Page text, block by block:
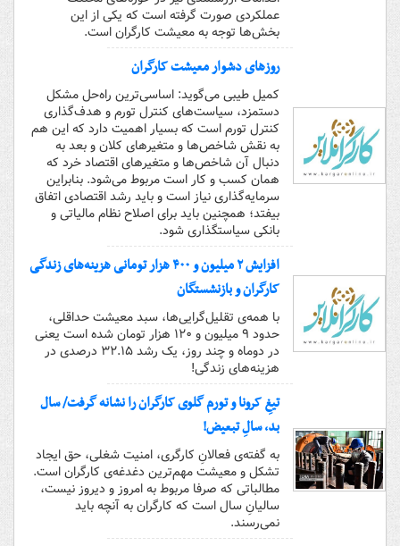
عملکردی صورت گرفته است که یکی از این
بخش‌ها توجه به معیشت کارگران است.
روزهای دشوار معیشت کارگران
کمیل طیبی می‌گوید: اساسی‌ترین راه‌حل مشکل
دستمزد، سیاست‌های کنترل تورم و هدف‌گذاری
کنترل تورم است که بسیار اهمیت دارد که این هم
به نقش شاخص‌ها و متغیرهای کلان و بعد به
دنبال آن شاخص‌ها و متغیرهای اقتصاد خرد که
همان کسب و کار است مربوط می‌شود. بنابراین
سرمایه‌گذاری نیاز است و باید رشد اقتصادی اتفاق
بیفتد؛ همچنین باید برای اصلاح نظام مالیاتی و
بانکی سیاستگذاری شود.
افزایش ۲ میلیون و ۴۰۰ هزار تومانی هزینه‌های زندگی
کارگران و بازنشستگان
با همه‌ی تقلیل‌گرایی‌ها، سبد معیشت حداقلی،
حدود ۹ میلیون و ۱۲۰ هزار تومان شده است یعنی
در دوماه و چند روز، یک رشد ۳۲.۱۵ درصدی در
هزینه‌های زندگی!
تیغِ کرونا و تورم گلوی کارگران را نشانه گرفت/ سال
بد، سالِ تبعیض!
به گفته‌ی فعالانِ کارگری، امنیت شغلی، حق ایجاد
تشکل و معیشت مهم‌ترین دغدغه‌ی کارگران است.
مطالباتی که صرفا مربوط به امروز و دیروز نیست،
سالیانِ سال است که کارگران به آنچه باید
نمی‌رسند.